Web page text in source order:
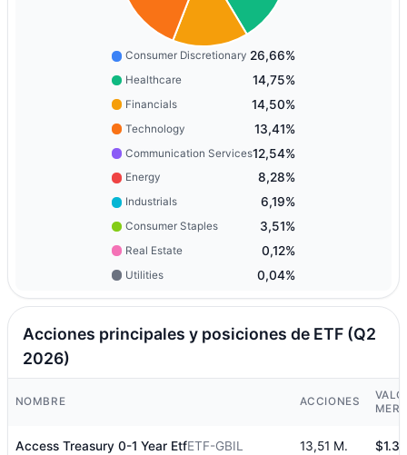
Consumer Discretionary 26,66%
Healthcare 14,75%
Financials 14,50%
Technology 13,41%
Communication Services12,54%
Energy 8,28%
Industrials 6,19%
Consumer Staples 3,51%
Real Estate 0,12%
Utilities 0,04%
Acciones principales y posiciones de ETF (Q2
2026)
NOMBRE ACCIONES
Access Treasury 0-1 Year EtfETF-GBIL 13,51 M.